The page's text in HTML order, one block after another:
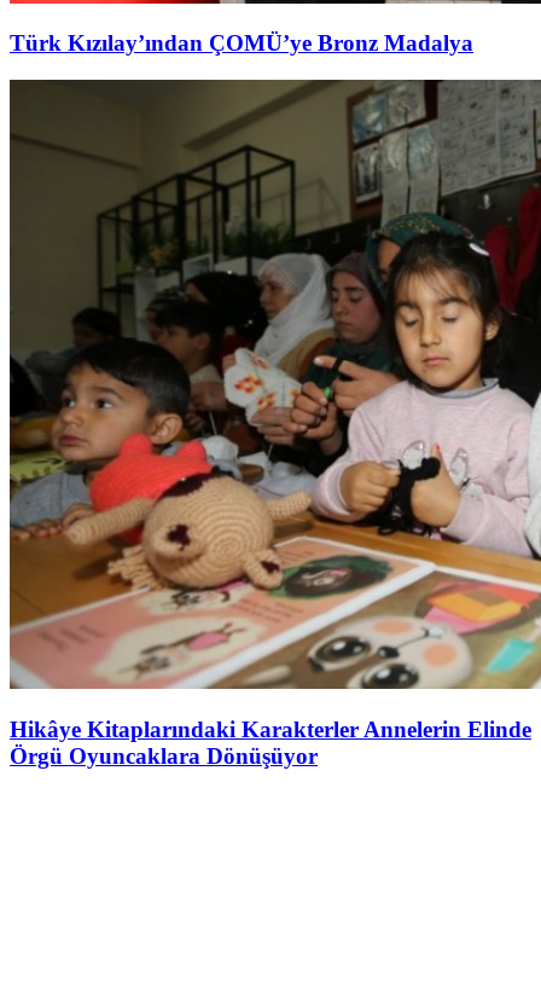
Türk Kızılay’ından ÇOMÜ’ye Bronz Madalya
Hikâye Kitaplarındaki Karakterler Annelerin Elinde
Örgü Oyuncaklara Dönüşüyor